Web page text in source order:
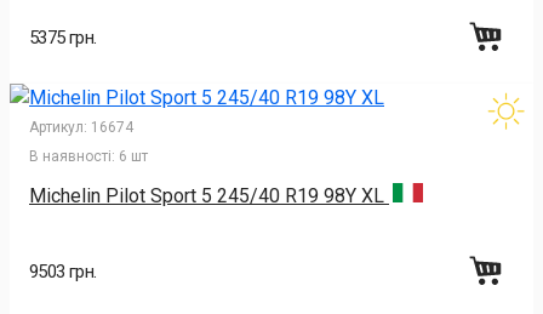
5375 грн.
Артикул: 16674
В наявності: 6 шт
Michelin Pilot Sport 5 245/40 R19 98Y XL
9503 грн.